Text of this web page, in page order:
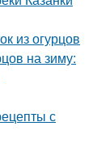
из огурцов
на зиму:
с